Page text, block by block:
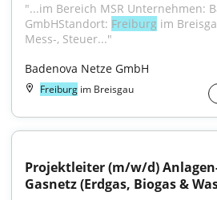
"...im Bereich MSR Unternehmen:
GmbHStandort: Freiburg im
Mess-, Steuer..."
Badenova Netze GmbH
Freiburg im Breisgau
Projektleiter (m/w/d)
Gasnetz (Erdgas, Biogas &